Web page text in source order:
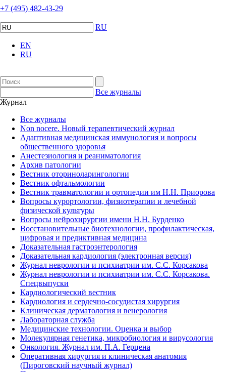
+7 (495) 482-43-29
RU
EN
RU
Все журналы
Журнал
Все журналы
Non nocere. Новый терапевтический журнал
Адаптивная медицинская иммунология и вопросы
общественного здоровья
Анестезиология и реаниматология
Архив патологии
Вестник оториноларингологии
Вестник офтальмологии
Вестник травматологии и ортопедии им Н.Н. Приорова
Вопросы курортологии, физиотерапии и лечебной
физической культуры
Вопросы нейрохирургии имени Н.Н. Бурденко
Восстановительные биотехнологии, профилактическая,
цифровая и предиктивная медицина
Доказательная гастроэнтерология
Доказательная кардиология (электронная версия)
Журнал неврологии и психиатрии им. С.С. Корсакова
Журнал неврологии и психиатрии им. С.С. Корсакова.
Спецвыпуски
Кардиологический вестник
Кардиология и сердечно-сосудистая хирургия
Клиническая дерматология и венерология
Лабораторная служба
Медицинские технологии. Оценка и выбор
Молекулярная генетика, микробиология и вирусология
Онкология. Журнал им. П.А. Герцена
Оперативная хирургия и клиническая анатомия
(Пироговский научный журнал)